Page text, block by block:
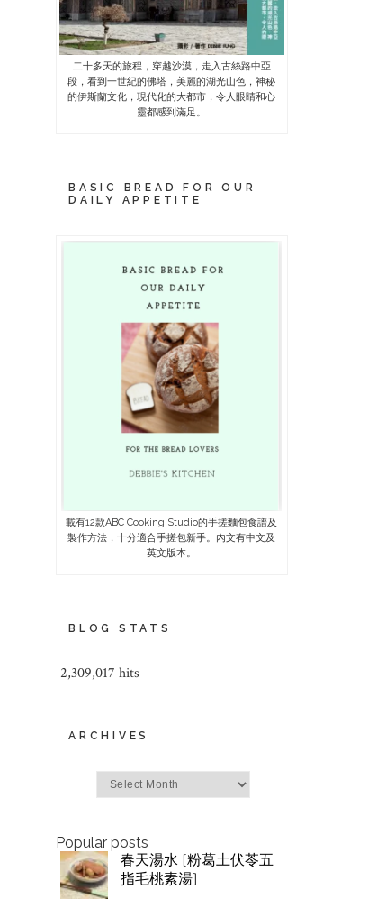
二十多天的旅程，穿越沙漠，走入古絲路中亞
段，看到一世紀的佛塔，美麗的湖光山色，神秘
的伊斯蘭文化，現代化的大都市，令人眼睛和心
靈都感到滿足。
BASIC BREAD FOR OUR
DAILY APPETITE
載有12款ABC Cooking Studio的手搓麵包食譜及
製作方法，十分適合手搓包新手。內文有中文及
英文版本。
BLOG STATS
2,309,017 hits
ARCHIVES
Popular posts
春天湯水 [粉葛土伏苓五
指毛桃素湯]